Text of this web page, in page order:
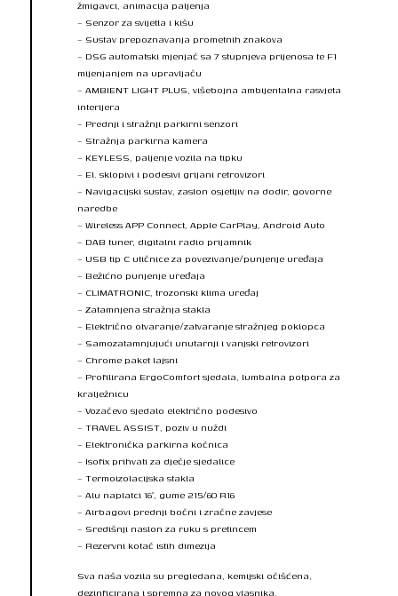
žmigavci, animacija paljenja
– Senzor za svijetla i kišu
– Sustav prepoznavanja prometnih znakova
– DSG automatski mjenjač sa 7 stupnjeva prijenosa te F1
mijenjanjem na upravljaču
– AMBIENT LIGHT PLUS, višebojna ambijentalna rasvjeta
interijera
– Prednji i stražnji parkirni senzori
– Stražnja parkirna kamera
– KEYLESS, paljenje vozila na tipku
– El. sklopivi i podesivi grijani retrovizori
– Navigacijski sustav, zaslon osjetljiv na dodir, govorne
naredbe
– Wireless APP Connect, Apple CarPlay, Android Auto
– DAB tuner, digitalni radio prijamnik
– USB tip C utičnice za povezivanje/punjenje uređaja
– Bežićno punjenje uređaja
– CLIMATRONIC, trozonski klima uređaj
– Zatamnjena stražnja stakla
– Električno otvaranje/zatvaranje stražnjeg poklopca
– Samozatamnjujući unutarnji i vanjski retrovizori
– Chrome paket lajsni
– Profilirana ErgoComfort sjedala, lumbalna potpora za
kralježnicu
– Vozačevo sjedalo električno podesivo
– TRAVEL ASSIST, poziv u nuždi
– Elektronička parkirna kočnica
– Isofix prihvati za dječje sjedalice
– Termoizolacijska stakla
– Alu naplatci 16″, gume 215/60 R16
– Airbagovi prednji bočni i zračne zavjese
– Središnji naslon za ruku s pretincem
– Rezervni kotač istih dimezija
Sva naša vozila su pregledana, kemijski očišćena,
dezinficirana i spremna za novog vlasnika.